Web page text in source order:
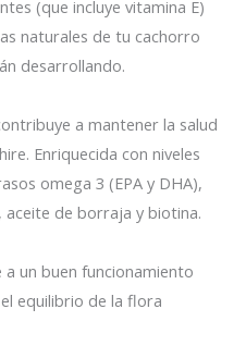
(que incluye vitamina E)
naturales de tu cachorro
desarrollando.
a mantener la salud
Enriquecida con niveles
omega 3 (EPA y DHA),
aceite de borraja y biotina.
un buen funcionamiento
equilibrio de la flora